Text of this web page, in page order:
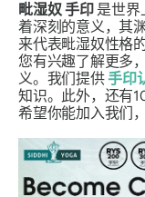
毗湿奴手印是世界
着深刻的意义，其
来代表毗湿奴性格
您有兴趣了解更多
义。我们提供手印
知识。此外，还有
希望你能加入我们